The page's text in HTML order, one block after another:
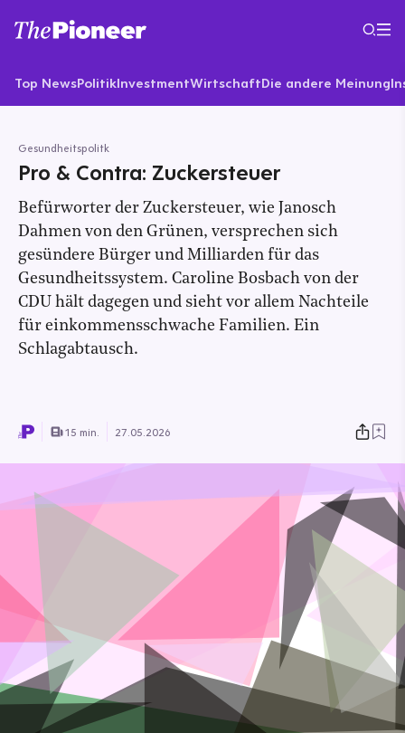
Top NewsPolitikInvestmentWirtschaftDie andere Meinung
Gesundheitspolitk
Pro & Contra: Zuckersteuer
Befürworter der Zuckersteuer, wie Janosch
Dahmen von den Grünen, versprechen sich
gesündere Bürger und Milliarden für das
Gesundheitssystem. Caroline Bosbach von der
CDU hält dagegen und sieht vor allem Nachteile
für einkommensschwache Familien. Ein
Schlagabtausch.
15 min. 27.05.2026